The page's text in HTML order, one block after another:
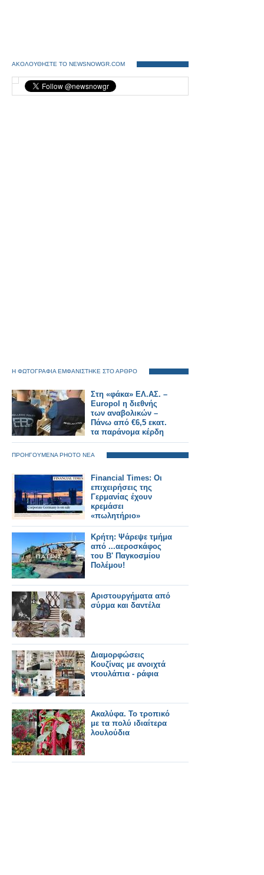
ΑΚΟΛΟΥΘΗΣΤΕ ΤΟ NEWSNOWGR.COM
Η ΦΩΤΟΓΡΑΦΙΑ ΕΜΦΑΝΙΣΤΗΚΕ ΣΤΟ ΑΡΘΡΟ
Στη «φάκα» ΕΛ.ΑΣ. –
Europol η διεθνής
των αναβολικών –
Πάνω από €6,5 εκατ.
τα παράνομα κέρδη
ΠΡΟΗΓΟΥΜΕΝΑ PHOTO ΝΕΑ
Financial Times: Οι
επιχειρήσεις της
Γερμανίας έχουν
κρεμάσει
«πωλητήριο»
Κρήτη: Ψάρεψε τμήμα
από ...αεροσκάφος
του Β' Παγκοσμίου
Πολέμου!
Αριστουργήματα από
σύρμα και δαντέλα
Διαμορφώσεις
Κουζίνας με ανοιχτά
ντουλάπια - ράφια
Ακαλύφα. Το τροπικό
με τα πολύ ιδιαίτερα
λουλούδια